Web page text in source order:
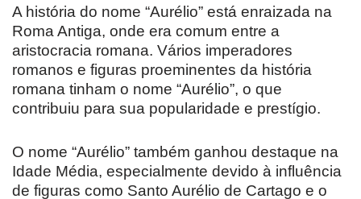
A história do nome “Aurélio” está enraizada na
Roma Antiga, onde era comum entre a
aristocracia romana. Vários imperadores
romanos e figuras proeminentes da história
romana tinham o nome “Aurélio”, o que
contribuiu para sua popularidade e prestígio.
O nome “Aurélio” também ganhou destaque na
Idade Média, especialmente devido à influência
de figuras como Santo Aurélio de Cartago e o